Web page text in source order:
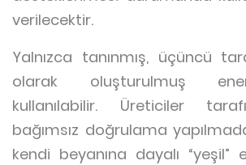
verilecektir.
Yalnızca tanınmış, üçüncü
olarak oluşturulmuş
kullanılabilir. Üreticiler
bağımsız doğrulama
kendi beyanına dayalı “yeşil”